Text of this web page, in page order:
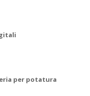
per potatura